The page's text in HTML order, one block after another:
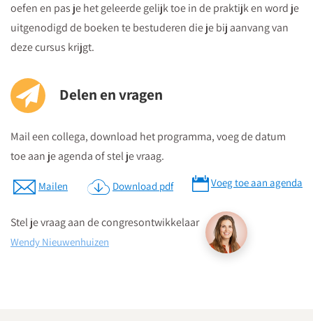
Postcode ten behoeve van je navigatiesysteem : 3511 BS
verschillende aanrijdroutes wordt bewegwijzerd.
Op parkeerniveau 14 heeft u rechtstreekse doorgang naar La
Parkeergarage “La Vie” bevindt zich aan de St. Jacobstraat
naast de Bijenkorf.
Download routebeschrijving
oefen en pas je het geleerde gelijk toe in de praktijk en word je
uitgenodigd de boeken te bestuderen die je bij aanvang van
deze cursus krijgt.
Delen en vragen
Mail een collega, download het programma, voeg de datum
toe aan je agenda of stel je vraag.
Mailen Download pdf Voeg toe aan agenda
Stel je vraag aan de congresontwikkelaar
Wendy Nieuwenhuizen